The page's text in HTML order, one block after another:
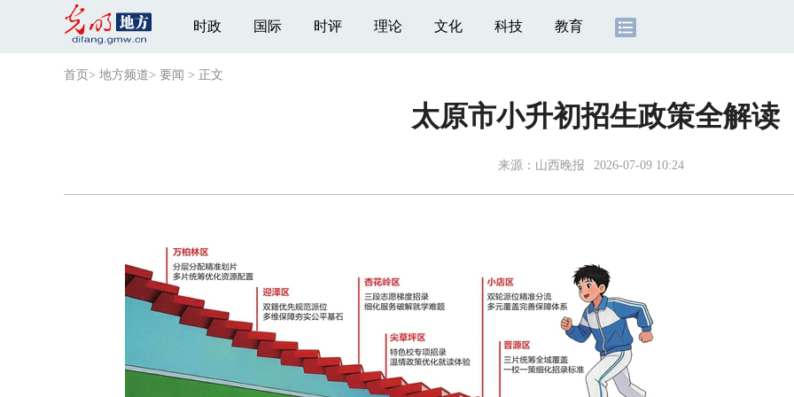
时政 国际 时评 理论 文化 科技 教育
首页 > 地方频道> 要闻 > 正文
太原市小升初招生政策全解读
来源： 山西晚报 2026-07-09 10:24